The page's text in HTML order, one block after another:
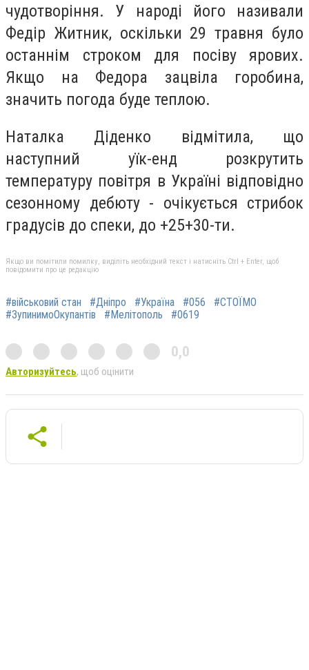
чудотворіння. У народі його називали
Федір Житник, оскільки 29 травня було
останнім строком для посіву ярових.
Якщо на Федора зацвіла горобина,
значить погода буде теплою.
Наталка Діденко відмітила, що
наступний уїк-енд розкрутить
температуру повітря в Україні відповідно
сезонному дебюту - очікується стрибок
градусів до спеки, до +25+30-ти.
Якщо ви помітили помилку, виділіть необхідний текст і натисніть Ctrl + Enter, щоб
повідомити про це редакцію
#військовий стан #Дніпро #Україна #056
#СТОЇМО
#ЗупинимоОкупантів
#Мелітополь #0619
0,0
Авторизуйтесь, щоб оцінити